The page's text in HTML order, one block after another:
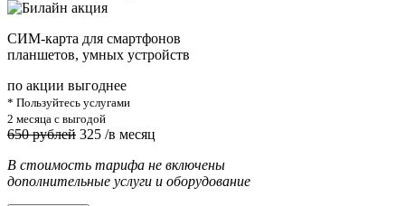
СИМ-карта для смартфонов
планшетов, умных устройств
по акции выгоднее
* Пользуйтесь услугами
2 месяца с выгодой
650 рублей 325 /в месяц
В стоимость тарифа не включены
дополнительные услуги и оборудование